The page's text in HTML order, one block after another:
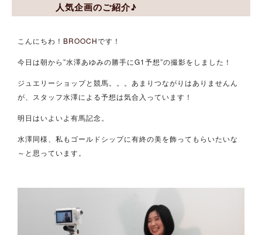
人気企画のご紹介♪
こんにちわ！ BROOCHです！
今日は朝から”水澤あゆみの勝手にG1予想”の撮影をしました！
ジュエリーショップと競馬。。。あまりつながりはありませんん
が、スタッフ水澤による予想は気合入っています！
明日はいよいよ有馬記念。
水澤同様、私もゴールドシップに有終の美を飾ってもらいたいな
～と思っています。